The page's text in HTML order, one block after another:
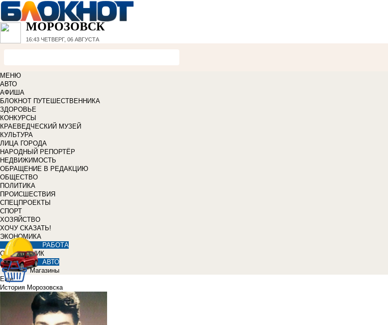
МОРОЗОВСК
16:43 ЧЕТВЕРГ, 06 АВГУСТА
МЕНЮ
АВТО
АФИША
БЛОКНОТ ПУТЕШЕСТВЕННИКА
ЗДОРОВЬЕ
КОНКУРСЫ
КРАЕВЕДЧЕСКИЙ МУЗЕЙ
КУЛЬТУРА
ЛИЦА ГОРОДА
НАРОДНЫЙ РЕПОРТЁР
НЕДВИЖИМОСТЬ
ОБРАЩЕНИЕ В РЕДАКЦИЮ
ОБЩЕСТВО
ПОЛИТИКА
ПРОИСШЕСТВИЯ
СПЕЦПРОЕКТЫ
СПОРТ
ХОЗЯЙСТВО
ХОЧУ СКАЗАТЬ!
ЭКОНОМИКА
РАБОТА
СПРАВОЧНИК
АВТО
Магазины
Еще
История Морозовска